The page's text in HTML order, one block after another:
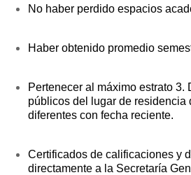
No haber perdido espacios
Haber obtenido promedio
Pertenecer al máximo estrato
públicos del lugar de
diferentes con fecha reciente.
Certificados de calificaciones y
directamente a la Secretaría